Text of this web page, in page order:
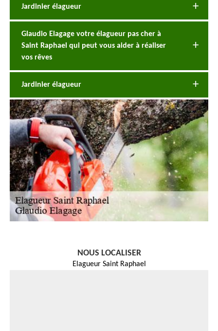
Jardinier élagueur
Glaudio Elagage votre élagueur pas cher à
Saint Raphael qui peut vous aider à réaliser
vos rêves
Jardinier élagueur
NOUS LOCALISER
Elagueur Saint Raphael